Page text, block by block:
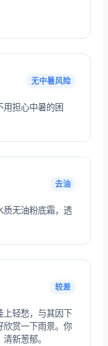
无中暑风险
用担心中暑的困
去油
质无油粉底霜，透
较差
上轻愁，与其因下
欣赏一下雨景。你
新葱郁。